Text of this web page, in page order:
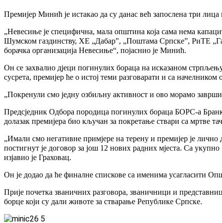
Премијер Минић је истакао да су данас већ запослена три
„Невесиње је специфична, мала општина која сама нема
Шумском газдинству, ХЕ „Дабар”, „Поштама Српске”, РиТЕ
борачка организација Невесиње“, појаснио је Минић.
Он се захвалио дјеци погинулих бораца на исказаном
сусрета, премијер ће о истој теми разговарати и са
„Покренули смо једну озбиљну активност и ово морамо
Предсједник Одбора породица погинулих бораца БОРС-а
долазак премијера био кључан за покретање ствари са мртве
„Имали смо негативне примјере на терену и премијер је
постигнут је договор за још 12 нових радних мјеста. Са
изјавио је Граховац.
Он је додао да ће финалне спискове са именима усагласити
Прије почетка званичних разговора, званичници и
борце који су дали животе за стварање Републике Српске.